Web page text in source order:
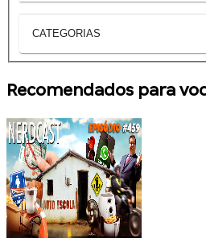
CATEGORIAS
Recomendados para